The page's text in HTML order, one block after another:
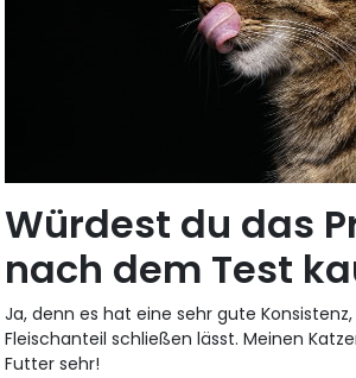
Würdest du das
nach dem Test
Ja, denn es hat eine sehr gute
Fleischanteil schließen lässt. Meinen
Futter sehr!